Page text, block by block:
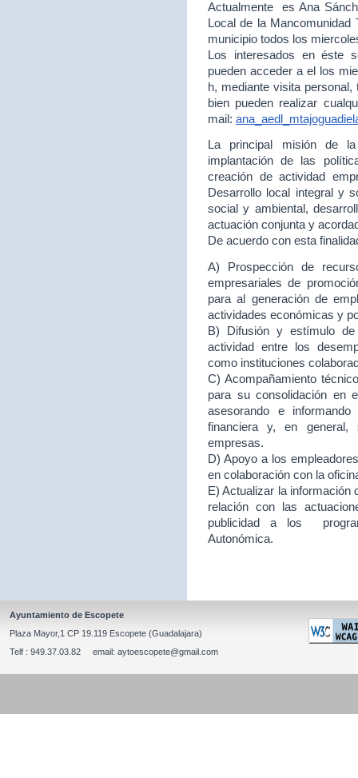
Actualmente es Ana
Local de la Mancomunidad
municipio todos los
Los interesados en éste
pueden acceder a el los
h, mediante visita
bien pueden realizar
mail:
La principal misión de
implantación de las
creación de actividad
Desarrollo local integral y
social y ambiental,
actuación conjunta y
De acuerdo con esta
A) Prospección de
empresariales de
para al generación de
actividades económicas y
B) Difusión y estímulo de
actividad entre los
como instituciones
C) Acompañamiento
para su consolidación en
asesorando e
financiera y, en
empresas.
D) Apoyo a los
en colaboración con la
E) Actualizar la información
relación con las
publicidad a los
Autonómica.
Ayuntamiento de Escopete
Plaza Mayor,1 CP 19.119 Escopete (Guadalajara)
Telf : 949.37.03.82 email: aytoescopete@gmail.com